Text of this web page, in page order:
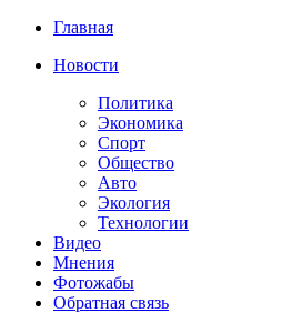
Главная
Новости
Политика
Экономика
Спорт
Общество
Авто
Экология
Технологии
Видео
Мнения
Фотожабы
Обратная связь